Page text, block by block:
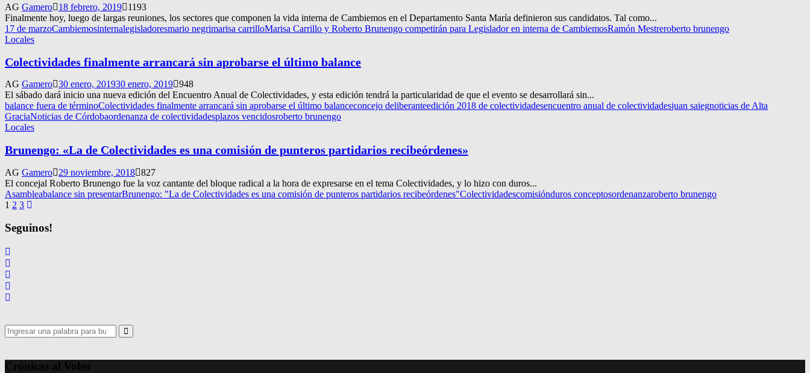
AG Gamero 18 febrero, 2019
1193
Finalmente hoy, luego de largas reuniones, los sectores que componen la vida interna de Cambiemos en el Departamento Santa María definieron sus candidatos. Tal como...
17 de marzoCambiemosinternalegisladoresmario negrimarisa carrilloMarisa Carrillo y Roberto Brunengo competirán para Legislador en interna de CambiemosRamón Mestreroberto brunengo
Locales
Colectividades finalmente arrancará sin aprobarse el último balance
AG Gamero 30 enero, 201930 enero, 2019 948
El sábado dará inicio una nueva edición del Encuentro Anual de Colectividades, y esta edición tendrá la particularidad de que el evento se desarrollará sin...
balance fuera de términoColectividades finalmente arrancará sin aprobarse el último balanceconcejo deliberanteedición 2018 de colectividadesencuentro anual de colectividadesjuan saiegnoticias de Alta
GraciaNoticias de Córdobaordenanza de colectividadesplazos vencidosroberto brunengo
Locales
Brunengo: «La de Colectividades es una comisión de punteros partidarios recibeórdenes»
AG Gamero 29 noviembre, 2018 827
El concejal Roberto Brunengo fue la voz cantante del bloque radical a la hora de expresarse en el tema Colectividades, y lo hizo con duros...
Asambleabalance sin presentarBrunengo: "La de Colectividades es una comisión de punteros partidarios recibeórdenes"Colectividadescomisiónduros conceptosordenanzaroberto brunengo
Navegación
de
entradas
1 2 3
Seguinos!
Search
for:
Search
Crónicas al Voleo